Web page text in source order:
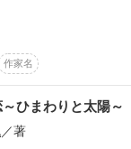
作家名
ひまわりと太陽～
／著